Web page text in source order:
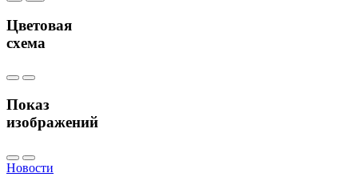
Цветовая
схема
Показ
изображений
Новости